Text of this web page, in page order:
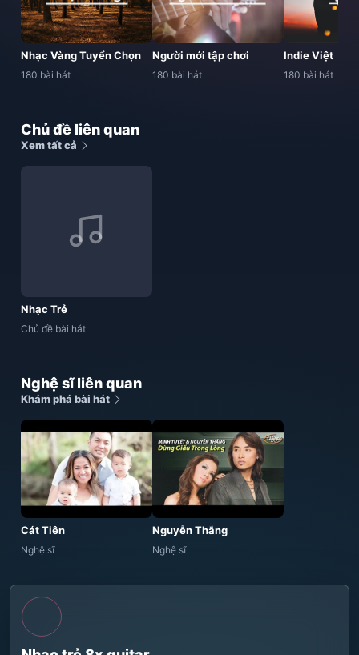
Nhạc Vàng Tuyển Chọn
180 bài hát
Người mới tập chơi
180 bài hát
Indie Việt
180 bài hát
Chủ đề liên quan
Xem tất cả
Nhạc Trẻ
Chủ đề bài hát
Nghệ sĩ liên quan
Khám phá bài hát
Cát Tiên
Nghệ sĩ
Nguyễn Thắng
Nghệ sĩ